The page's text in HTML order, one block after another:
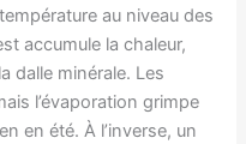
au niveau des
accumule la chaleur,
dalle minérale. Les
l’évaporation grimpe
en été. À l’inverse, un